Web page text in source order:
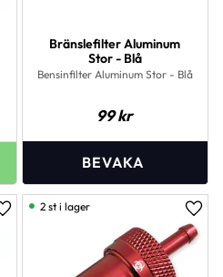
Bränslefilter Aluminum
Stor - Blå
Bensinfilter Aluminum Stor - Blå
99kr
Lägg till i favoriter
2 st i lager